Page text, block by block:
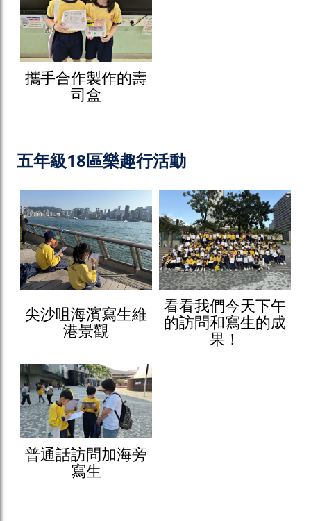
攜手合作製作的壽
司盒
五年級18區樂趣行活動
尖沙咀海濱寫生維
港景觀
看看我們今天下午
的訪問和寫生的成
果！
普通話訪問加海旁
寫生